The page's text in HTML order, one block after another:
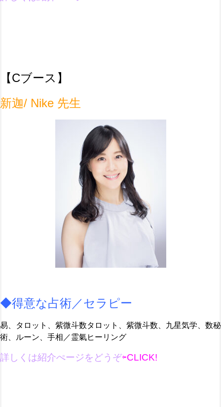
【Cブース】
新迦/ Nike 先生
◆得意な占術／セラピー
易、タロット、紫微斗数タロット、紫微斗数、九星気学、数秘
術、ルーン、手相／霊氣ヒーリング
詳しくは紹介ぺージを どうぞ⇦CLICK!